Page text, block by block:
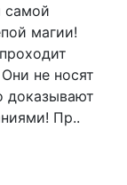
самой
магии!
не носят
доказывают
Пр..